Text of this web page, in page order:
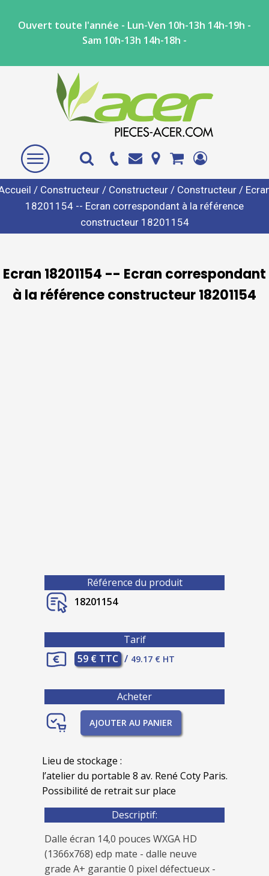
Ouvert toute l'année - Lun-Ven 10h-13h 14h-19h -
Sam 10h-13h 14h-18h -
/ Constructeur / Constructeur / Constructeur /
18201154 -- Ecran correspondant à la référence
constructeur 18201154
Ecran 18201154 -- Ecran correspondant
à la référence constructeur 18201154
Référence du produit
18201154
Tarif
59 € TTC / 49.17 € HT
Acheter
AJOUTER AU PANIER
Lieu de stockage :
l’atelier du portable 8 av. René Coty Paris.
Possibilité de retrait sur place
Descriptif:
Dalle écran 14,0 pouces WXGA HD
(1366x768) edp mate - dalle neuve
grade A+ garantie 0 pixel défectueux -